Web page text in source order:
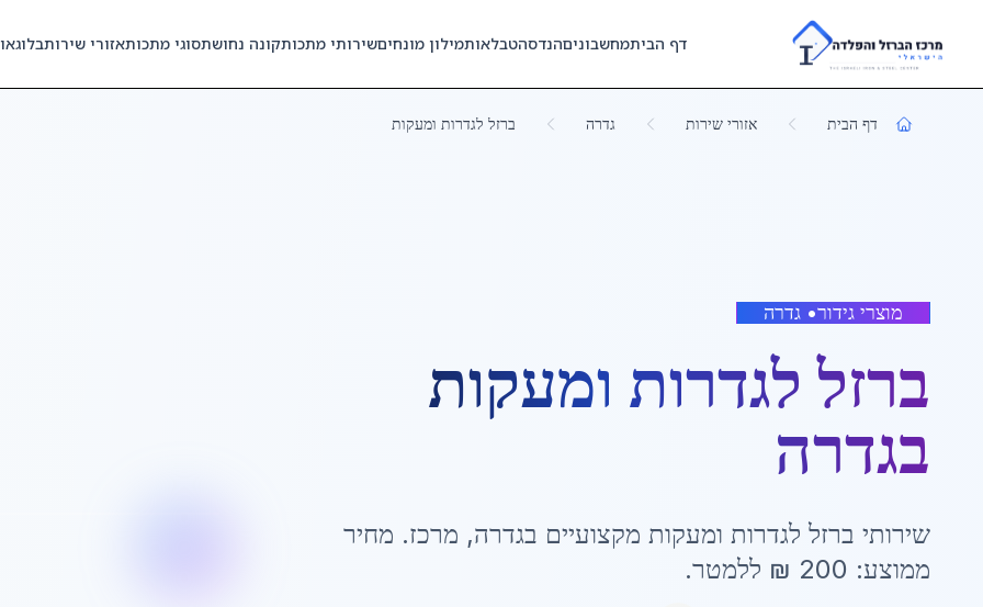
Skip to main content
דף הביתמחשבוניםהנדסהטבלאותמילון מונחיםשירותי מתכותקונה נחושתסוגי מתכותאזורי שירותבלוג
דף הבית אזורי שירות גדרה ברזל לגדרות ומעקות
מוצרי גידור• גדרה
ברזל לגדרות ומעקות
בגדרה
שירותי ברזל לגדרות ומעקות מקצועיים בגדרה, מרכז. מחיר
ממוצע: 200 ₪ ללמטר.